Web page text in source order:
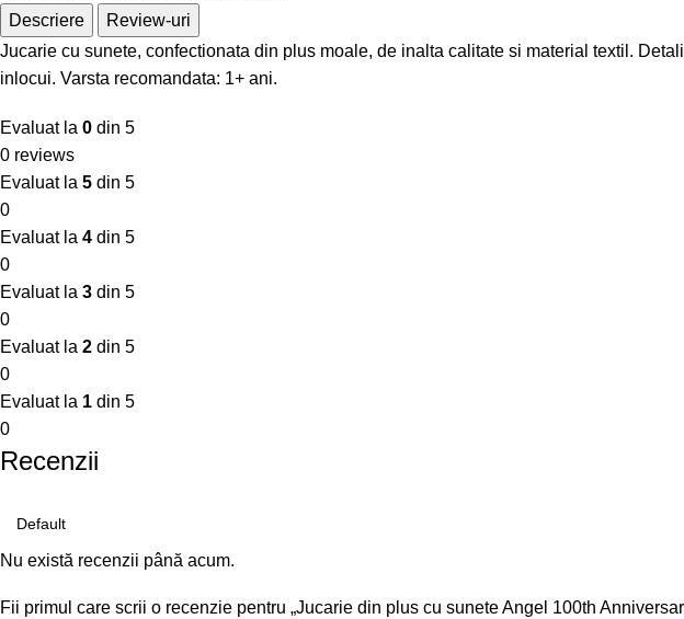
Descriere
Review-uri
Jucarie cu sunete, confectionata din plus moale, de inalta calitate si material textil.
inlocui. Varsta recomandata: 1+ ani.
Evaluat la 0 din 5
0 reviews
Evaluat la 5 din 5
0
Evaluat la 4 din 5
0
Evaluat la 3 din 5
0
Evaluat la 2 din 5
0
Evaluat la 1 din 5
0
Recenzii
Nu există recenzii până acum.
Fii primul care scrii o recenzie pentru „Jucarie din plus cu sunete Angel 100th